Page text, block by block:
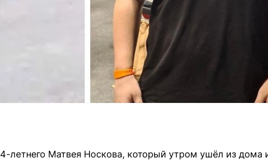
летнего Матвея Носкова, который утром ушёл из дома